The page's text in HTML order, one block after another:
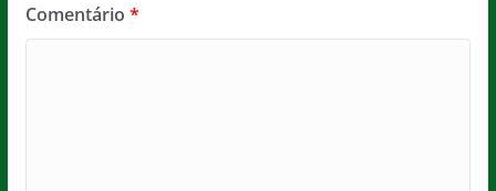
Comentário *